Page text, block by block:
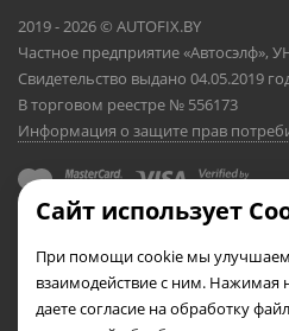
2019 - 2026 © AUTOFIX.BY
Частное предприятие «Автосэлф»,
Свидетельство выдано 04.05.2019
В торговом реестре № 556173
Информация о защите прав
Сайт использует
При помощи cookie мы улучшаем
взаимодействие с ним. Нажимая
даете согласие на обработку